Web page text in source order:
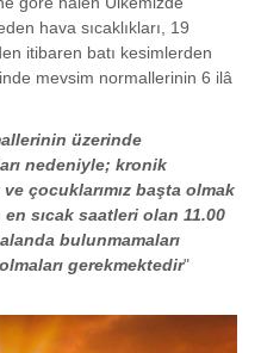
hava sıcaklıkları, 19
itibaren batı kesimlerden
mevsim normallerinin 6 ilâ
üzerinde
nedeniyle; kronik
ve çocuklarımız başta olmak
en sıcak saatleri olan 11.00
bulunmamaları
gerekmektedir"